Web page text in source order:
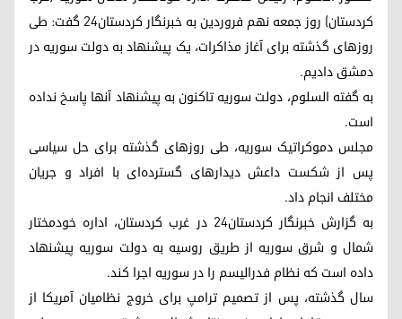
کردستان) روز جمعه نهم فروردین به خبرنگار کردستان24 گفت: طی
روزهای گذشته برای آغاز مذاکرات، یک پیشنهاد به دولت سوریه در
دمشق دادیم.
به گفته السلوم، دولت سوریه تاکنون به پیشنهاد آنها پاسخ نداده
است.
مجلس دموکراتیک سوریه، طی روزهای گذشته برای حل سیاسی
پس از شکست داعش دیدارهای گسترده‌ای با افراد و جریان
مختلف انجام داد.
به گزارش خبرنگار کردستان24 در غرب کردستان، اداره خودمختار
شمال و شرق سوریه از طریق روسیه به دولت سوریه پیشنهاد
داده است که نظام فدرالیسم را در سوریه اجرا کند.
سال گذشته، پس از تصمیم ترامپ برای خروج نظامیان آمریکا از